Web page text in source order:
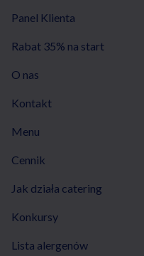
Panel Klienta
Rabat 35% na start
O nas
Kontakt
Menu
Cennik
Jak działa catering
Konkursy
Lista alergenów